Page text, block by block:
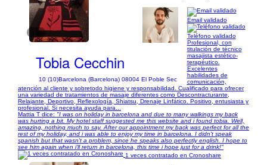
1/6
Tobia Cecchin
10 (10)Barcelona (Barcelona) 08004 El Poble Sec
Email validado
Teléfono validado
Profesional, con
titulación de técnico
masajista estético-
terapéutico.
Excelentes
habilidades de
comunicación,
atención al cliente y sobretodo higiene y responsabilidad. Cualificado para ofrecer
una variedad de tratamientos de masaje diferentes como Descontracturante,
Relajante, Deportivo, Reflexología, Shiatsu, Drenaje Linfático. Positivo, entusiasta y
profesional. Si necesita ayuda para...
Mattia T dice: "I was on holiday in barcelona and due to many walkings my back
was hurting a bit. My hotel staff suggested me this website and i found tobia. Well,
amazing, nothing much to say. After our appointment my back was perfect for all the
rest of my holiday, and i was able to enjoy my time in barcelona. I didn't speak
spanish but that wasn't a problem, since he speaks also perfectly english. I hope to
see him again when i'll return in barcelona, this time i hope just for a drink!"
1 veces contratado en Cronoshare